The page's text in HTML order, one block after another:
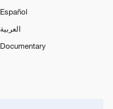
Español
العربية
Documentary